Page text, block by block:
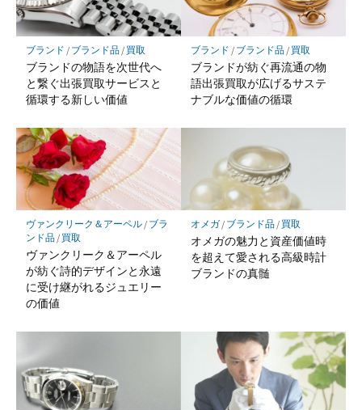
ブランド / ブランド品/ 買取
ブランドの物語を次世代へ
と繋ぐ出張買取サービスと
循環する新しい価値
ブランド / ブランド品/ 買取
ブランドが紡ぐ再流通の物
語出張買取が広げるサステ
ナブルな価値の循環
ヴァンクリーク＆アーペル/ ブラ
ンド品/ 買取
ヴァンクリーク＆アーペル
が紡ぐ詩的デザインと永遠
に受け継がれるジュエリー
の価値
オメガ/ ブランド品/ 買取
オメガの魅力と資産価値時
を超えて愛される高級時計
ブランドの真髄